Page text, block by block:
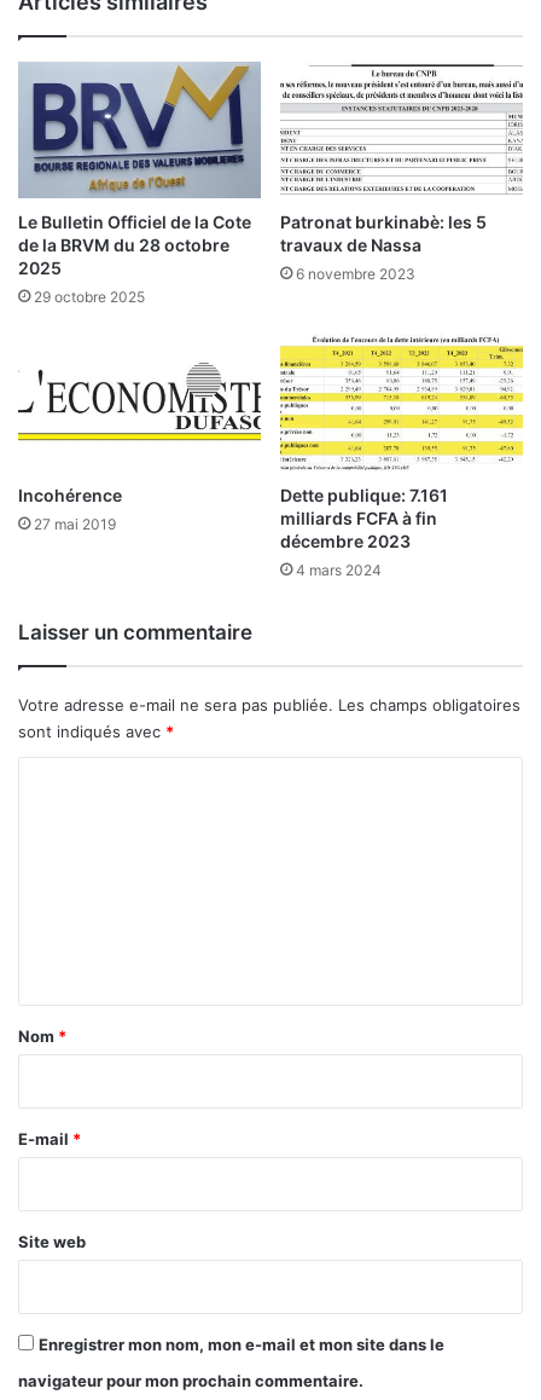
é
d
i
e
r
s
u
o
n
r
a
d
e
s
p
o
Le Bulletin Officiel de la Cote
de la BRVM du 28 octobre
2025
29 octobre 2025
Patronat burkinabè: les 5
travaux de Nassa
6 novembre 2023
Incohérence
27 mai 2019
Dette publique: 7.161
milliards FCFA à fin
décembre 2023
4 mars 2024
Laisser un commentaire
Votre adresse e-mail ne sera pas publiée. Les champs obligatoires
sont indiqués avec *
a
e
Nom *
E-mail *
Site web
Enregistrer mon nom, mon e-mail et mon site dans le
navigateur pour mon prochain commentaire.